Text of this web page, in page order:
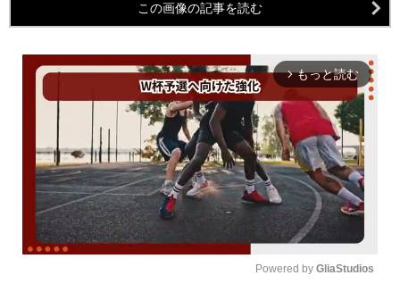
この画像の記事を読む
arrow_forward_ios もっと読む
Powered by GliaStudios